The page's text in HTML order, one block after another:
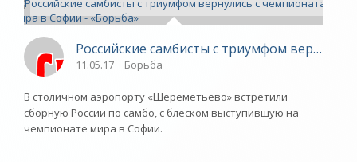
Российские самбисты с триумфом
11.05.17 Борьба
В столичном аэропорту «Шереметьево» встретили
сборную России по самбо, с блеском выступившую на
чемпионате мира в Софии.